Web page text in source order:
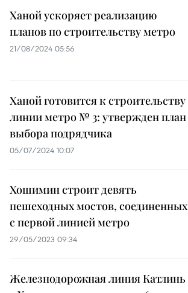
Ханой ускоряет реализацию
планов по строительству метро
21/08/2024 05:56
Ханой готовится к строительству
линии метро № 3: утвержден план
выбора подрядчика
05/07/2024 10:07
Хошимин строит девять
пешеходных мостов, соединенных
с первой линией метро
29/05/2023 09:34
Железнодорожная линия Катлинь